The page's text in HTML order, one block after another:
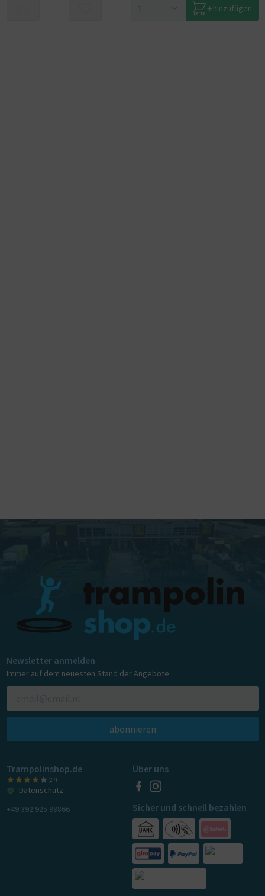
hinzufügen
Newsletter anmelden
Immer auf dem neuesten Stand der Angebote
abonnieren
Trampolinshop.de
(27)
Datenschutz
+49 392 925 99866
Über uns
Sicher und schnell bezahlen